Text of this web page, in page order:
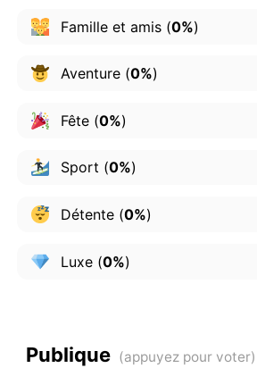
Famille et amis(0%)
Aventure(0%)
Fête(0%)
Sport (0%)
Détente(0%)
Luxe(0%)
Publique